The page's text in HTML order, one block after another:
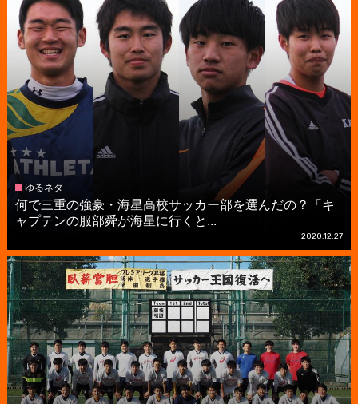
ゆるネタ
何で三重の強豪・海星高校サッカー部を選んだの？「キ
ャプテンの服部舜が海星に行くと...
2020.12.27